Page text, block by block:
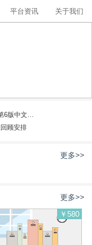
平台资讯 关于我们
版中文版
顾安排
更多>>
更多>>
￥580